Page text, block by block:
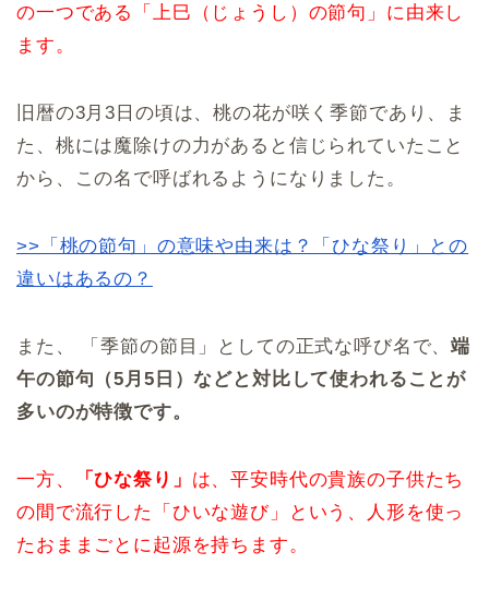
の一つである「上巳（じょうし）の節句」に由来し
ます。
旧暦の3月3日の頃は、桃の花が咲く季節であり、ま
た、桃には魔除けの力があると信じられていたこと
から、この名で呼ばれるようになりました。
>>「桃の節句」の意味や由来は？「ひな祭り」との
違いはあるの？
また、 「季節の節目」としての正式な呼び名で、端
午の節句（5月5日）などと対比して使われることが
多いのが特徴です。
一方、 「ひな祭り」 は、平安時代の貴族の子供たち
の間で流行した「ひいな遊び」という、人形を使っ
たおままごとに起源を持ちます。